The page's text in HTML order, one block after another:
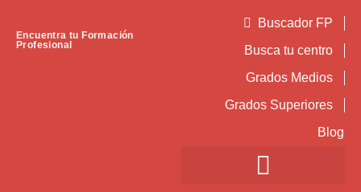
Encuentra tu Formación
Profesional
Buscador FP
Busca tu centro
Grados Medios
Grados Superiores
Blog